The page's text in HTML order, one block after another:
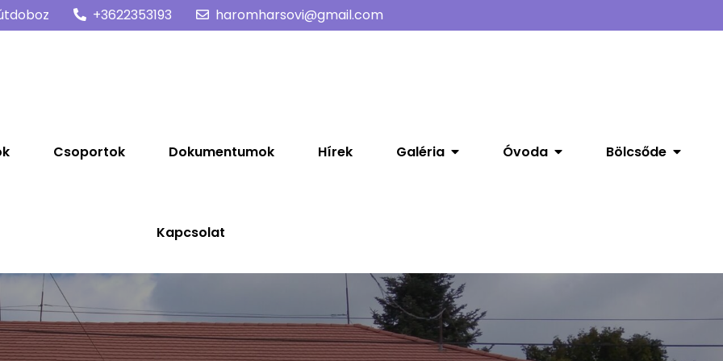
+3622353193 haromharsovi@gmail.com
Csoportok Dokumentumok Hírek Galéria Óvoda Bölcsőde
Kapcsolat